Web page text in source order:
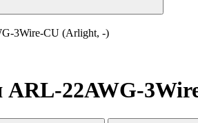
3Wire-CU (Arlight, -)
22AWG-